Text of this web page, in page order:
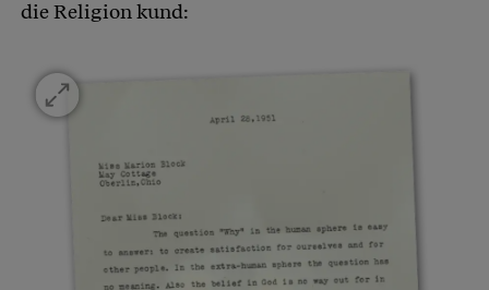
die Religion kund: